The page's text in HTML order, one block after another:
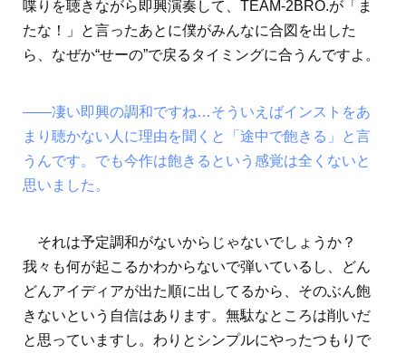
喋りを聴きながら即興演奏して、TEAM-2BRO.が「ま
たな！」と言ったあとに僕がみんなに合図を出した
ら、なぜか“せーの”で戻るタイミングに合うんですよ。
――凄い即興の調和ですね…そういえばインストをあ
まり聴かない人に理由を聞くと「途中で飽きる」と言
うんです。でも今作は飽きるという感覚は全くないと
思いました。
それは予定調和がないからじゃないでしょうか？
我々も何が起こるかわからないで弾いているし、どん
どんアイディアが出た順に出してるから、そのぶん飽
きないという自信はあります。無駄なところは削いだ
と思っていますし。わりとシンプルにやったつもりで